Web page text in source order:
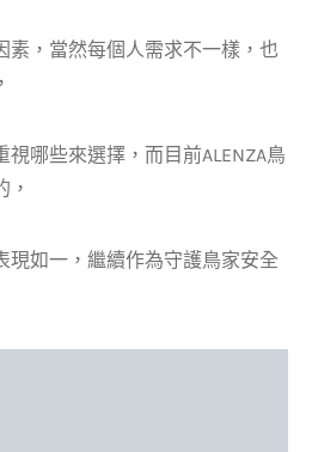
素，當然每個人需求不一樣，也
哪些來選擇，而目前ALENZA鳥
，
現如一，繼續作為守護鳥家安全